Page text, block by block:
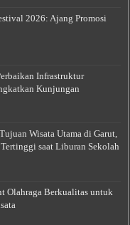
2026: Ajang Promosi
Infrastruktur
Kunjungan
Wisata Utama di Garut,
saat Liburan Sekolah
Olahraga Berkualitas untuk